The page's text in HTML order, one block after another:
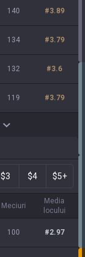
140 #3.89
134 #3.79
132 #3.6
119 #3.79
$3 $4 $5+
Meciuri
Media
locului
100 #2.97